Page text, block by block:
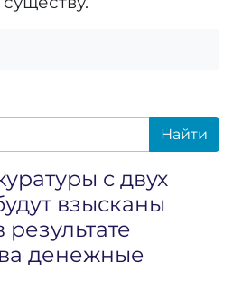
Найти
с двух
взысканы
денежные